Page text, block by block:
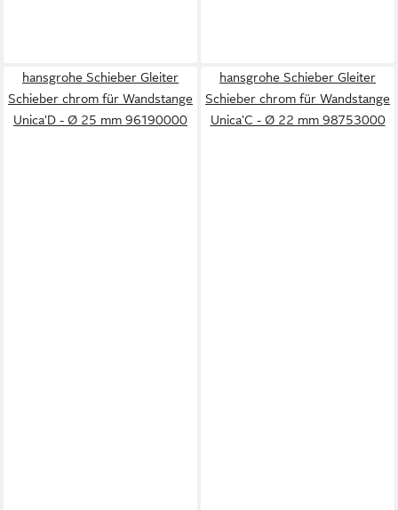
hansgrohe Schieber Gleiter
Schieber chrom für Wandstange
Unica'D - Ø 25 mm 96190000
hansgrohe Schieber Gleiter
Schieber chrom für Wandstange
Unica'C - Ø 22 mm 98753000